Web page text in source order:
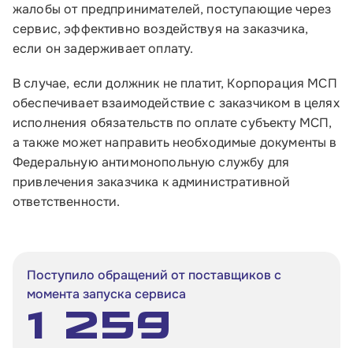
жалобы от предпринимателей, поступающие через
сервис, эффективно воздействуя на заказчика,
если он задерживает оплату.
В случае, если должник не платит, Корпорация МСП
обеспечивает взаимодействие с заказчиком в целях
исполнения обязательств по оплате субъекту МСП,
а также может направить необходимые документы в
Федеральную антимонопольную службу для
привлечения заказчика к административной
ответственности.
Поступило обращений от поставщиков с
момента запуска сервиса
1 259